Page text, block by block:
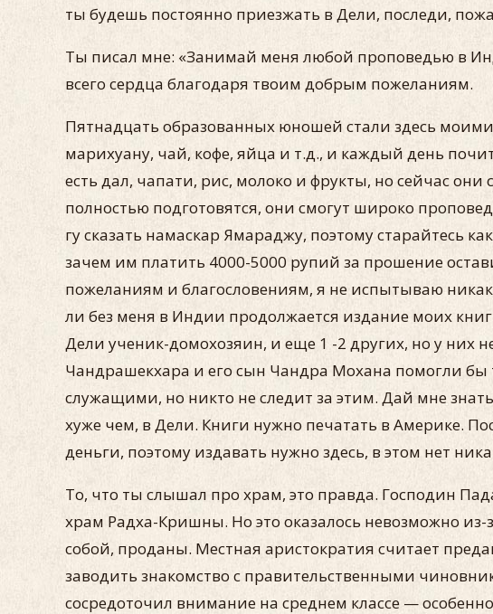
ты будешь постоянно приезжать в Дели, после­ди,
Ты писал мне: «Занимай меня любой проповедью в
всего сердца благодаря твоим добрым поже­ланиям.
Пятнадцать образованных юношей стали здесь
марихуану, чай, кофе, яйца и т.д., и каждый день
есть дал, чапати, рис, молоко и фрукты, но сейчас
полностью под­готовятся, они смогут широко
гу сказать намаскар Ямараджу, поэтому старайтесь
зачем им платить 4000-5000 рупий за прошение
пожеланиям и благословениям, я не испытываю
ли без меня в Индии продолжается издание моих
Дели ученик-домохозяин, и еще 1 -2 других, но у них
Чандрашекхара и его сын Чандра Мохана помо­гли бы
служащими, но никто не следит за этим. Дай мне
хуже чем, в Дели. Книги нужно печатать в Америке.
деньги, по­этому издавать нужно здесь, в этом нет
То, что ты слышал про храм, это правда. Господин
храм Радха-Кришны. Но это оказалось не­возможно
собой, проданы. Местная аристократия считает
заводить зна­комство с правительственными
сосредоточил внимание на среднем классе —